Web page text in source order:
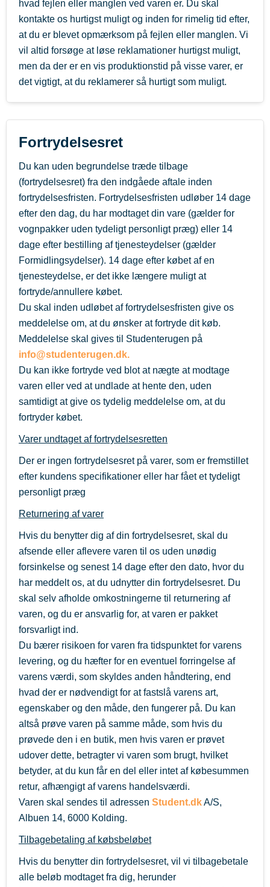
hvad fejlen eller manglen ved varen er. Du skal
kontakte os hurtigst muligt og inden for rimelig tid efter,
at du er blevet opmærksom på fejlen eller manglen. Vi
vil altid forsøge at løse reklamationer hurtigst muligt,
men da der er en vis produktionstid på visse varer, er
det vigtigt, at du reklamerer så hurtigt som muligt.
Fortrydelsesret
Du kan uden begrundelse træde tilbage
(fortrydelsesret) fra den indgåede aftale inden
fortrydelsesfristen. Fortrydelsesfristen udløber 14 dage
efter den dag, du har modtaget din vare (gælder for
vognpakker uden tydeligt personligt præg) eller 14
dage efter bestilling af tjenesteydelser (gælder
Formidlingsydelser). 14 dage efter købet af en
tjenesteydelse, er det ikke længere muligt at
fortryde/annullere købet.
Du skal inden udløbet af fortrydelsesfristen give os
meddelelse om, at du ønsker at fortryde dit køb.
Meddelelse skal gives til Studenterugen på
info@studenterugen.dk.
Du kan ikke fortryde ved blot at nægte at modtage
varen eller ved at undlade at hente den, uden
samtidigt at give os tydelig meddelelse om, at du
fortryder købet.
Varer undtaget af fortrydelsesretten
Der er ingen fortrydelsesret på varer, som er fremstillet
efter kundens specifikationer eller har fået et tydeligt
personligt præg
Returnering af varer
Hvis du benytter dig af din fortrydelsesret, skal du
afsende eller aflevere varen til os uden unødig
forsinkelse og senest 14 dage efter den dato, hvor du
har meddelt os, at du udnytter din fortrydelsesret. Du
skal selv afholde omkostningerne til returnering af
varen, og du er ansvarlig for, at varen er pakket
forsvarligt ind.
Du bærer risikoen for varen fra tidspunktet for varens
levering, og du hæfter for en eventuel forringelse af
varens værdi, som skyldes anden håndtering, end
hvad der er nødvendigt for at fastslå varens art,
egenskaber og den måde, den fungerer på. Du kan
altså prøve varen på samme måde, som hvis du
prøvede den i en butik, men hvis varen er prøvet
udover dette, betragter vi varen som brugt, hvilket
betyder, at du kun får en del eller intet af købesummen
retur, afhængigt af varens handelsværdi.
Varen skal sendes til adressen Student.dkA/S,
Albuen 14, 6000 Kolding.
Tilbagebetaling af købsbeløbet
Hvis du benytter din fortrydelsesret, vil vi tilbagebetale
alle beløb modtaget fra dig, herunder